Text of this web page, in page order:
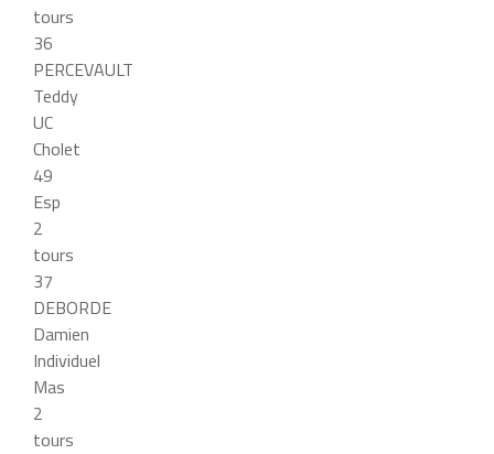
tours
36
PERCEVAULT
Teddy
UC
Cholet
49
Esp
2
tours
37
DEBORDE
Damien
Individuel
Mas
2
tours